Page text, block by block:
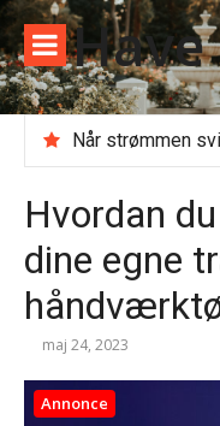
Spring
til
indhold
Hvordan
dine egne
maj 24, 2023
Annonce